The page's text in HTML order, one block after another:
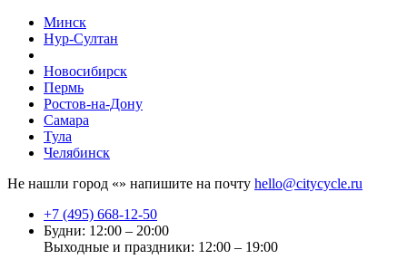
Минск
Нур-Султан
Новосибирск
Пермь
Ростов-на-Дону
Самара
Тула
Челябинск
Не нашли город «» напишите на почту hello@citycycle.ru
+7 (495) 668-12-50
Будни: 12:00 – 20:00
Выходные и праздники: 12:00 – 19:00